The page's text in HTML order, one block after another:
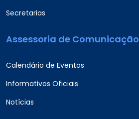
Secretarias
Assessoria de Comunicação
Calendário de Eventos
Informativos Oficiais
Notícias